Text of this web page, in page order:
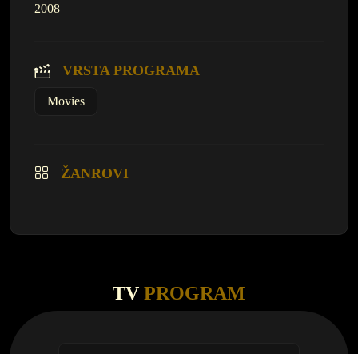
2008
VRSTA PROGRAMA
Movies
ŽANROVI
TV PROGRAM